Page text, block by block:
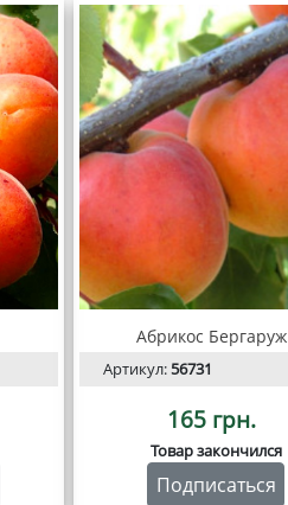
Абрикос Бергаруж
Артикул:56731
165 грн.
Товар закончился
Подписаться